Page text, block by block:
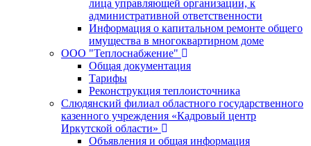
лица управляющей организации, к
административной ответственности
Информация о капитальном ремонте общего
имущества в многоквартирном доме
ООО "Теплоснабжение"
Общая документация
Тарифы
Реконструкция теплоисточника
Слюдянский филиал областного государственного
казенного учреждения «Кадровый центр
Иркутской области»
Объявления и общая информация